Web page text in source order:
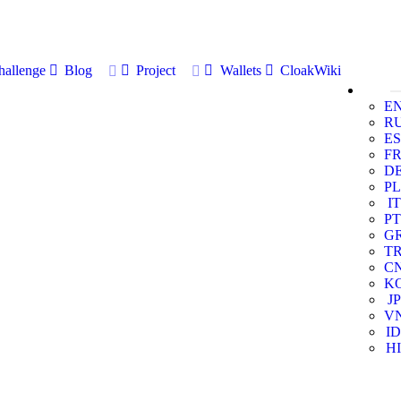
Blog Project Wallets
CloakWiki
ES
FR
PL
IT
PT
JP
ID
HI